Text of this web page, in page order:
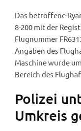
Das betroffene
8-200 mit der
Flugnummer
Angaben des
Maschine wurde
Bereich des
Polizei
Umkreis